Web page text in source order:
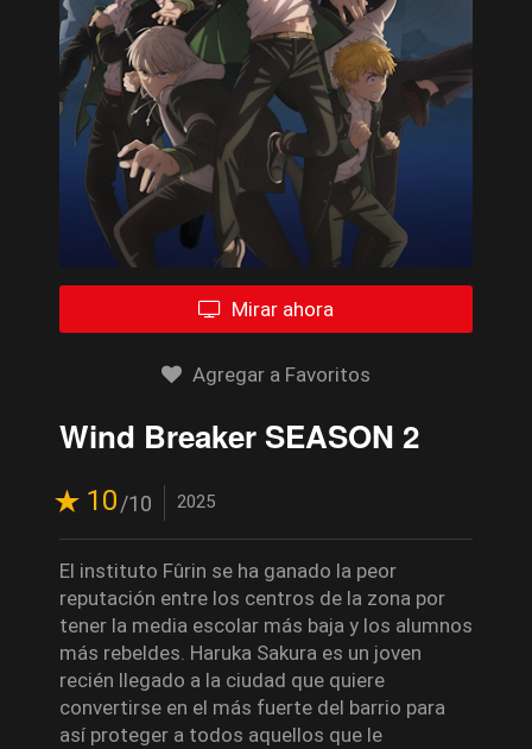
Mirar ahora
Agregar a Favoritos
Wind Breaker SEASON 2
10/10 2025
El instituto Fûrin se ha ganado la peor
reputación entre los centros de la zona por
tener la media escolar más baja y los alumnos
más rebeldes. Haruka Sakura es un joven
recién llegado a la ciudad que quiere
convertirse en el más fuerte del barrio para
así proteger a todos aquellos que le